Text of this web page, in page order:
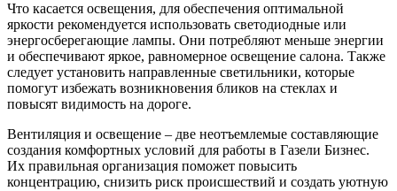
Что касается освещения, для обеспечения оптимальной
яркости рекомендуется использовать светодиодные или
энергосберегающие лампы. Они потребляют меньше энергии
и обеспечивают яркое, равномерное освещение салона. Также
следует установить направленные светильники, которые
помогут избежать возникновения бликов на стеклах и
повысят видимость на дороге.
Вентиляция и освещение – две неотъемлемые составляющие
создания комфортных условий для работы в Газели Бизнес.
Их правильная организация поможет повысить
концентрацию, снизить риск происшествий и создать уютную